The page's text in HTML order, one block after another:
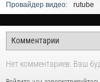
Провайдер видео:
rutube
Нет комментариев. Ваш